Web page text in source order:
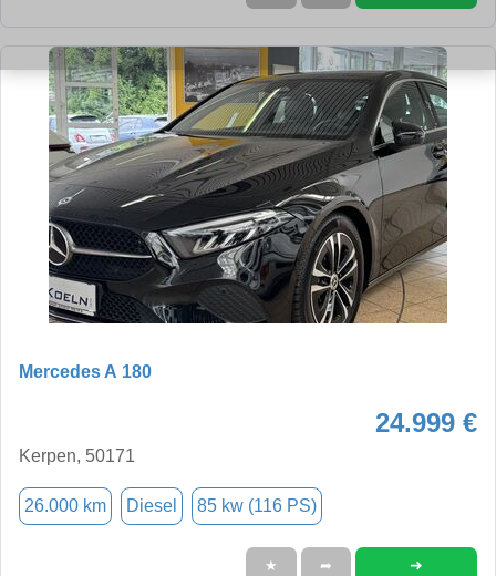
Mercedes A 180
24.999 €
Kerpen, 50171
26.000 km Diesel 85 kw (116 PS)
★ ➦ ➜